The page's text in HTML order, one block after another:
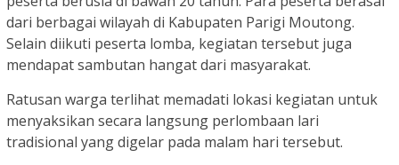
dari berbagai wilayah di Kabupaten Parigi Moutong.
Selain diikuti peserta lomba, kegiatan tersebut juga
mendapat sambutan hangat dari masyarakat.
Ratusan warga terlihat memadati lokasi kegiatan untuk
menyaksikan secara langsung perlombaan lari
tradisional yang digelar pada malam hari tersebut.